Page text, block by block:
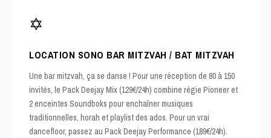
✡️
LOCATION SONO BAR MITZVAH / BAT MITZVAH
Une bar mitzvah, ça se danse ! Pour une réception de 80 à 150
invités, le Pack Deejay Mix (129€/24h) combine régie Pioneer et
2 enceintes Soundboks pour enchaîner musiques
traditionnelles, horah et playlist des ados. Pour un vrai
dancefloor, passez au Pack Deejay Performance (189€/24h).